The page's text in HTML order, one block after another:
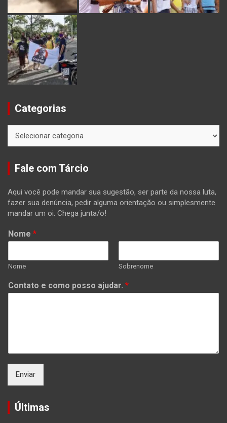
Categorias
Fale com Tárcio
Aqui você pode mandar sua sugestão, ser parte da nossa luta,
fazer sua denúncia, pedir alguma orientação ou simplesmente
mandar um oi. Chega junta/o!
Nome *
Nome Sobrenome
Contato e como posso ajudar. *
Enviar
Últimas